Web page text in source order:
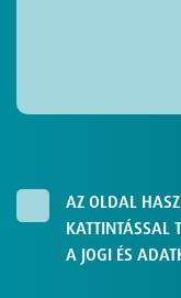
AZ OLDAL
KATTINTÁSSAL
A JOGI ÉS